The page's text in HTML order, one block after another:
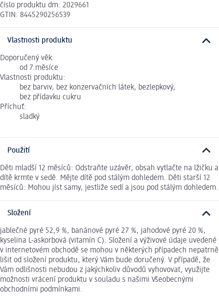
číslo produktu dm: 2029661
GTIN: 8445290256539
Vlastnosti produktu
Doporučený věk:
od 7.měsíce
Vlastnosti produktu:
bez barviv, bez konzervačních látek, bezlepkový,
bez přídavku cukru
Příchuť:
sladký
Použití
Děti mladší 12 měsíců: Odstraňte uzávěr, obsah vytlačte na lžičku a
dítě krmte v sedě. Mějte dítě pod stálým dohledem. Děti starší 12
měsíců: Mohou jíst samy, jestliže sedí a jsou pod stálým dohledem.
Složení
jablečné pyré 52,9 %, banánové pyré 27 %, jahodové pyré 20 %,
kyselina L-askorbová (vitamín C). Složení a výživové údaje uvedené
v internetovém obchodě se mohou v některých případech nepatrně
lišit od složení produktu, který Vám bude doručený. V případě, že
Vám odlišnosti nebudou z jakýchkoliv důvodů vyhovovat, využijte
možnosti vrácení produktu v souladu s našimi Všeobecnými
obchodními podmínkami.